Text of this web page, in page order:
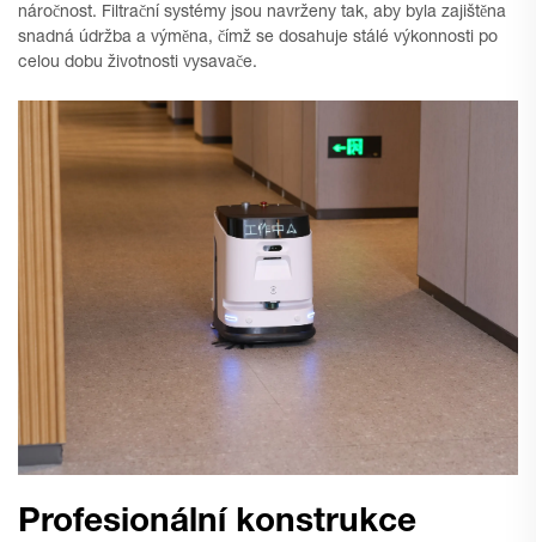
náročnost. Filtrační systémy jsou navrženy tak, aby byla zajištěna
snadná údržba a výměna, čímž se dosahuje stálé výkonnosti po
celou dobu životnosti vysavače.
Profesionální konstrukce